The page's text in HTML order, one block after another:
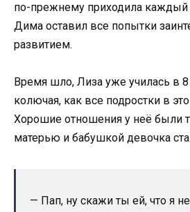
по-прежнему приходила
Дима оставил все попытки
развитием.
Время шло, Лиза уже училась в 8
колючая, как все подростки в
Хорошие отношения у неё были
матерью и бабушкой девочка
— Пап, ну скажи ты ей, что я